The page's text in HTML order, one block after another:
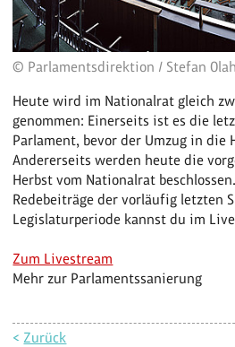
© Parlamentsdirektion / Stefan Olah
Heute wird im Nationalrat gleich
genommen: Einerseits ist es die
Parlament, bevor der Umzug in die
Andererseits werden heute die
Herbst vom Nationalrat
Redebeiträge der vorläufig letzten
Legislaturperiode kannst du im
Zum Livestream
Mehr zur Parlamentssanierung
<Zurück